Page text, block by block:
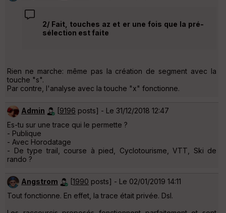
2/ Fait, touches az et er une fois que la pré-
sélection est faite
Rien ne marche: même pas la création de segment avec la
touche "s".
Par contre, l'analyse avec la touche "x" fonctionne.
Admin [9196 posts] - Le 31/12/2018 12:47
Es-tu sur une trace qui le permette ?
- Publique
- Avec Horodatage
- De type trail, course à pied, Cyclotourisme, VTT, Ski de
rando ?
Angstrom [1990 posts] - Le 02/01/2019 14:11
Tout fonctionne. En effet, la trace était privée. Dsl.